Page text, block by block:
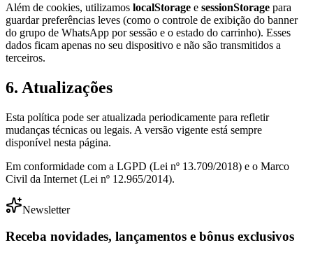
Além de cookies, utilizamos localStorage e sessionStorage para
guardar preferências leves (como o controle de exibição do banner
do grupo de WhatsApp por sessão e o estado do carrinho). Esses
dados ficam apenas no seu dispositivo e não são transmitidos a
terceiros.
6. Atualizações
Esta política pode ser atualizada periodicamente para refletir
mudanças técnicas ou legais. A versão vigente está sempre
disponível nesta página.
Em conformidade com a LGPD (Lei nº 13.709/2018) e o Marco
Civil da Internet (Lei nº 12.965/2014).
Newsletter
Receba novidades, lançamentos e bônus exclusivos